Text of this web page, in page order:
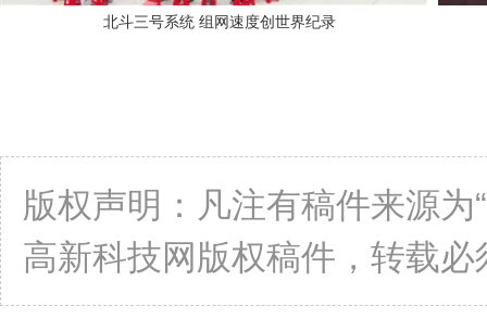
北斗三号系统 组网速度创世界纪录
版权声明：凡注有稿件来源
高新科技网版权稿件，转载必